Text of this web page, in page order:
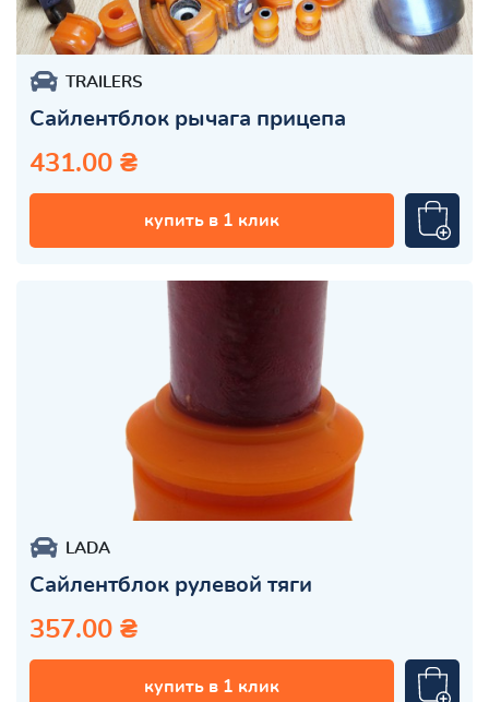
TRAILERS
Сайлентблок рычага прицепа
431.00 ₴
купить в 1 клик
LADA
Сайлентблок рулевой тяги
357.00 ₴
купить в 1 клик